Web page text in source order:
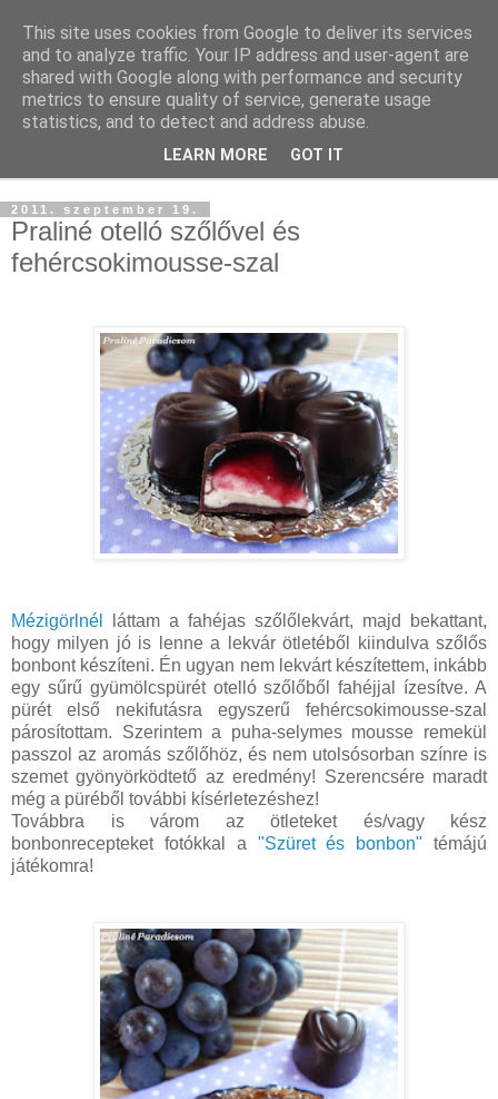
2011. szeptember 19.
Praliné otelló szőlővel és
fehércsokimousse-szal
Mézigörlnél
láttam a fahéjas szőlőlekvárt, majd bekattant,
hogy milyen jó is lenne a lekvár ötletéből kiindulva szőlős
bonbont készíteni. Én ugyan nem lekvárt készítettem, inkább
egy sűrű gyümölcspürét otelló szőlőből fahéjjal ízesítve. A
pürét első nekifutásra egyszerű fehércsokimousse-szal
párosítottam. Szerintem a puha-selymes mousse remekül
passzol az aromás szőlőhöz, és nem utolsósorban színre is
szemet gyönyörködtető az eredmény! Szerencsére maradt
még a püréből további kísérletezéshez!
Továbbra is várom az ötleteket és/vagy kész
bonbonrecepteket fotókkal a "Szüret és bonbon" témájú
játékomra!
This site uses cookies from Google to deliver its services
and to analyze traffic. Your IP address and user-agent are
shared with Google along with performance and security
metrics to ensure quality of service, generate usage
statistics, and to detect and address abuse.
LEARN MORE GOT IT